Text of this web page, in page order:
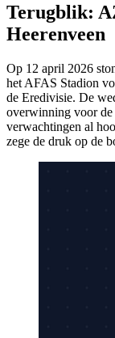
Terugblik:
Heerenveen
Op 12 april 2026
het AFAS Stadion
de Eredivisie. De
overwinning voor de
verwachtingen al
zege de druk op de